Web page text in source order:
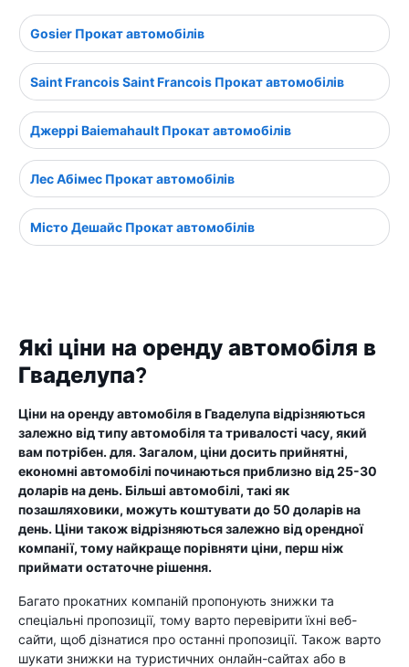
Gosier Прокат автомобілів
Saint Francois Saint Francois Прокат автомобілів
Джеррі Baiemahault Прокат автомобілів
Лес Абімес Прокат автомобілів
Місто Дешайс Прокат автомобілів
Які ціни на оренду автомобіля в
Гваделупа?
Ціни на оренду автомобіля в Гваделупа відрізняються
залежно від типу автомобіля та тривалості часу, який
вам потрібен. для. Загалом, ціни досить прийнятні,
економні автомобілі починаються приблизно від 25-30
доларів на день. Більші автомобілі, такі як
позашляховики, можуть коштувати до 50 доларів на
день. Ціни також відрізняються залежно від орендної
компанії, тому найкраще порівняти ціни, перш ніж
приймати остаточне рішення.
Багато прокатних компаній пропонують знижки та
спеціальні пропозиції, тому варто перевірити їхні веб-
сайти, щоб дізнатися про останні пропозиції. Також варто
шукати знижки на туристичних онлайн-сайтах або в